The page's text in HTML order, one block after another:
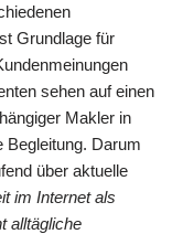
Grundlage für
sehen auf einen
Makler in
Begleitung. Darum
über aktuelle
im Internet als
alltägliche